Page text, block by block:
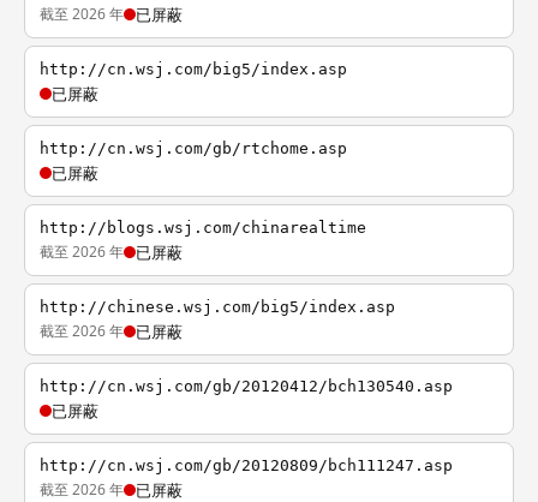
截至 2026 年 已屏蔽
http://cn.wsj.com/big5/index.asp
已屏蔽
http://cn.wsj.com/gb/rtchome.asp
已屏蔽
http://blogs.wsj.com/chinarealtime
截至 2026 年 已屏蔽
http://chinese.wsj.com/big5/index.asp
截至 2026 年 已屏蔽
http://cn.wsj.com/gb/20120412/bch130540.asp
已屏蔽
http://cn.wsj.com/gb/20120809/bch111247.asp
截至 2026 年 已屏蔽